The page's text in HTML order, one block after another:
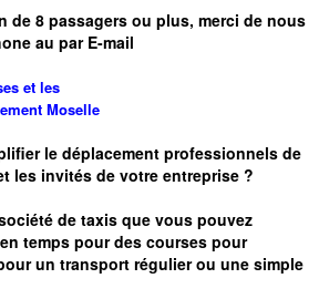
de 8 passagers ou plus, merci de nous
au par E-mail
et les
Moselle
le déplacement professionnels de
les invités de votre entreprise ?
de taxis que vous pouvez
temps pour des courses pour
un transport régulierou une simple